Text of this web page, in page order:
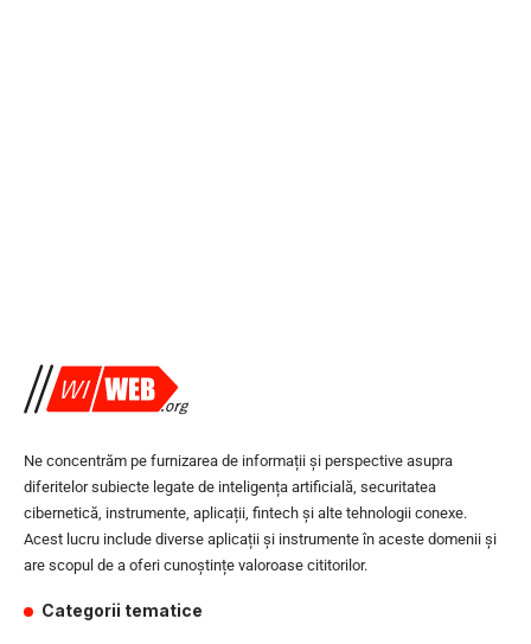
Ne concentrăm pe furnizarea de informații și perspective asupra
diferitelor subiecte legate de inteligența artificială, securitatea
cibernetică, instrumente, aplicații, fintech și alte tehnologii conexe.
Acest lucru include diverse aplicații și instrumente în aceste domenii și
are scopul de a oferi cunoștințe valoroase cititorilor.
Categorii tematice